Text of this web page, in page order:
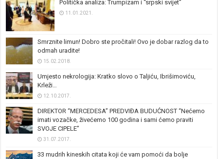
Politička analiza: Trumpizam i “srpski svijet”
11.01.2021.
Smrznite limun! Dobro ste pročitali! Ovo je dobar razlog da to
odmah uradite!
15.02.2018.
Umjesto nekrologija: Kratko slovo o Taljiću, Ibrišimoviću,
Krleži…
12.10.2017.
DIREKTOR “MERCEDESA” PREDVIĐA BUDUĆNOST “Nećemo
imati vozačke, živećemo 100 godina i sami ćemo praviti
SVOJE CIPELE”
31.07.2017.
33 mudrih kineskih citata koji će vam pomoći da bolje